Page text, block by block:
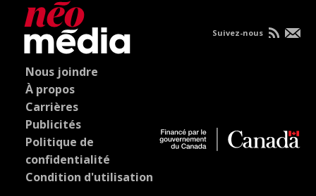
Nous joindre
À propos
Carrières
Publicités
Politique de
confidentialité
Condition d'utilisation
Suivez-nous